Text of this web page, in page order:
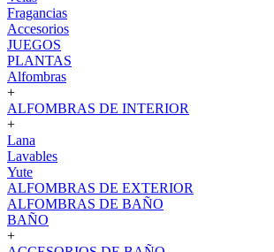
Fragancias
Accesorios
JUEGOS
PLANTAS
Alfombras
+
ALFOMBRAS DE INTERIOR
+
Lana
Lavables
Yute
ALFOMBRAS DE EXTERIOR
ALFOMBRAS DE BAÑO
BAÑO
+